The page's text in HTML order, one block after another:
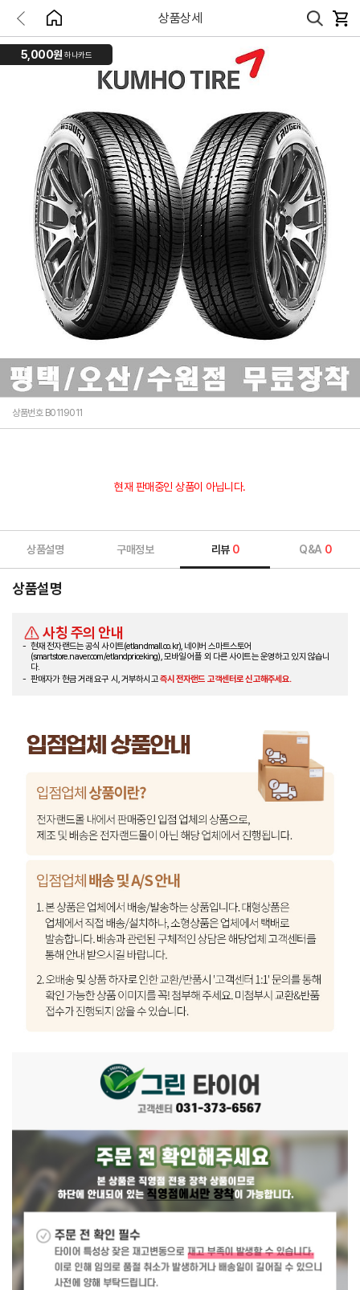
상품상세
5,000원 하나카드
상품번호 B0119011
현재 판매중인 상품이 아닙니다.
상품설명 구매정보 리뷰 0 Q&A 0
상품설명
사칭 주의 안내
현재 전자랜드는 공식 사이트(etlandmall.co.kr), 네이버 스마트스토어
(smartstore.naver.com/etlandpriceking), 모바일 어플 외 다른 사이트는 운영하고 있지 않습니
다.
판매자가 현금 거래 요구 시, 거부하시고즉시 전자랜드 고객센터로 신고해주세요.